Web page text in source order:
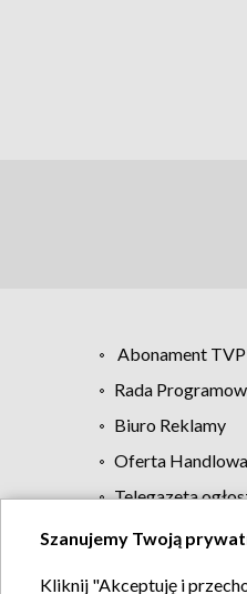
Abonament TVP
Rada
Biuro Reklamy
Oferta Handlowa
Telegazeta
Szanujemy Twoją
Kliknij "Akceptuję i